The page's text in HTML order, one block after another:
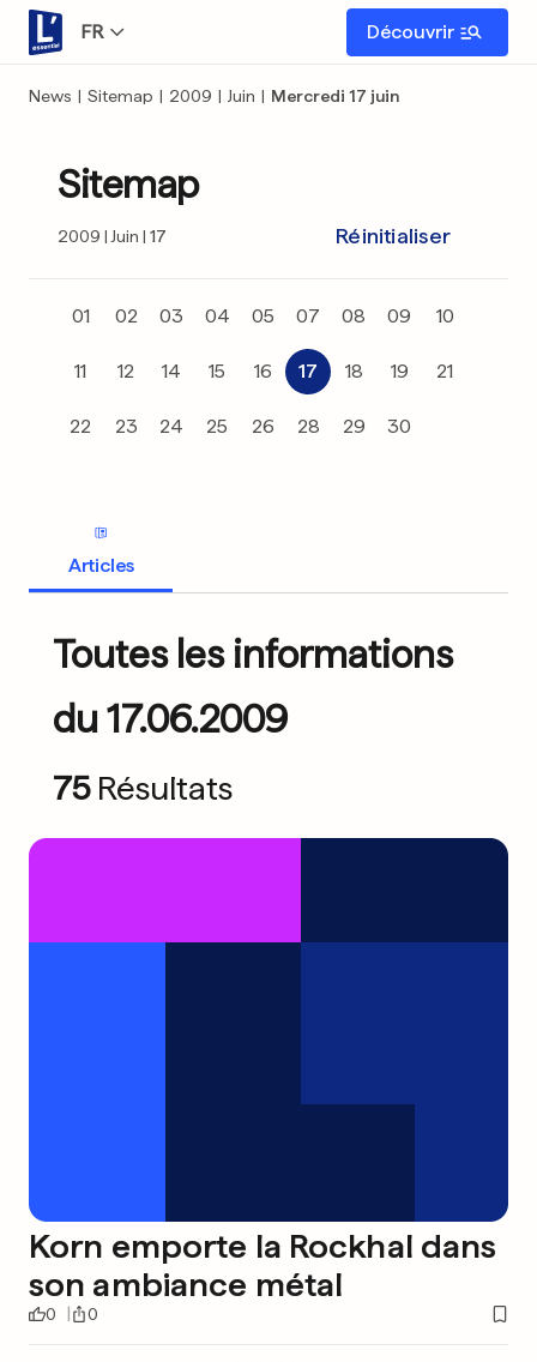
FR Découvrir
News | Sitemap | 2009 | Juin | Mercredi 17 juin
Sitemap
2009 Juin 17 Réinitialiser
01 02 03 04 05 07 08 09 10
11 12 14 15 16 17 18 19 21
22 23 24 25 26 28 29 30
Articles
Toutes les informations
du 17.06.2009
75 Résultats
Korn emporte la Rockhal dans
son ambiance métal
0 0